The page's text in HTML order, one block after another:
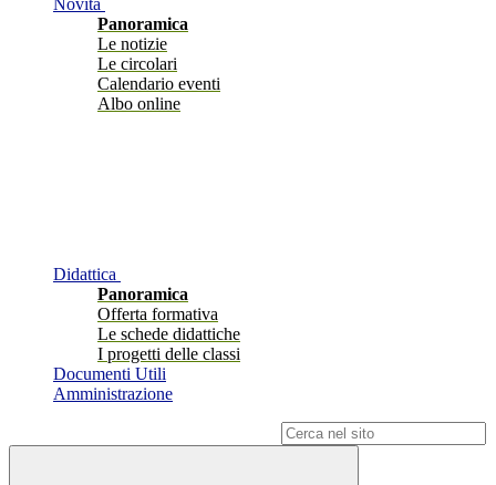
Novità
Panoramica
Le notizie
Le circolari
Calendario eventi
Albo online
Didattica
Panoramica
Offerta formativa
Le schede didattiche
I progetti delle classi
Documenti Utili
Amministrazione